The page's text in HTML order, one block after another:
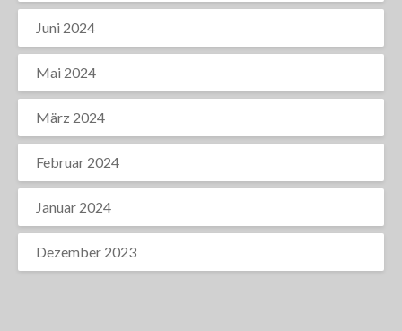
Juni 2024
Mai 2024
März 2024
Februar 2024
Januar 2024
Dezember 2023